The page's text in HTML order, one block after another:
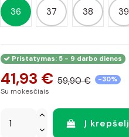
36 37 38 39
Pristatymas: 5 - 9 darbo dienos
41,93 € 59,90 € -30%
Su mokesčiais
Į krepšelį